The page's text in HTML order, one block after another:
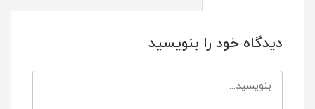
دیدگاه خود را بنویسید